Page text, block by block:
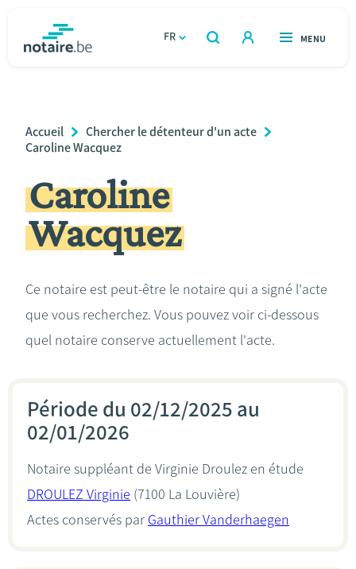
FR
OUVERT
RECHERCHER
OUVERT
MENU
Relations et vivre ensemble
Héritage et donations
Entreprendre
Calculateurs
Breadcrumb
Accueil
Chercher le détenteur d'un acte
Caroline Wacquez
Caroline
Wacquez
Ce notaire est peut-être le notaire qui a signé l'acte
que vous recherchez. Vous pouvez voir ci-dessous
quel notaire conserve actuellement l'acte.
Période du 02/12/2025 au
02/01/2026
Notaire suppléant de Virginie Droulez en étude
DROULEZ Virginie (7100 La Louvière)
Actes conservés par Gauthier Vanderhaegen